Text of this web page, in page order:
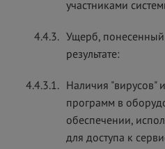
участниками
4.4.3. Ущерб, понесенный
результате:
4.4.3.1. Наличия "вирусов"
программ в
обеспечении,
для доступа к